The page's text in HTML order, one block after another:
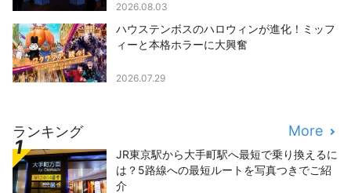
2026.08.03
ハウステンボスのハロウィンが進化！ミッフ
ィーと本格ホラーに大興奮
2026.07.29
ランキング More
JR東京駅から大手町駅へ最短で乗り換えるに
は？5路線への最短ルートを写真つきでご紹
介